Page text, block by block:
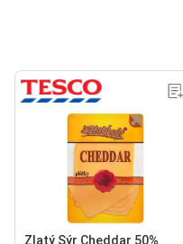
Zlatý Sýr Cheddar 50%